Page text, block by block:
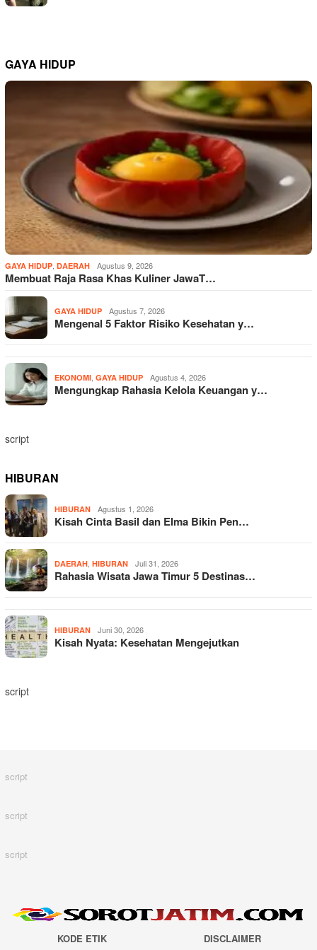
GAYA HIDUP
GAYA HIDUP DAERAH Agustus 9, 2026
Membuat Raja Rasa Khas Kuliner JawaT…
GAYA HIDUP Agustus 7, 2026
Mengenal 5 Faktor Risiko Kesehatan y…
EKONOMI GAYA HIDUP Agustus 4, 2026
Mengungkap Rahasia Kelola Keuangan y…
script
HIBURAN
HIBURAN Agustus 1, 2026
Kisah Cinta Basil dan Elma Bikin Pen…
DAERAH HIBURAN Juli 31, 2026
Rahasia Wisata Jawa Timur 5 Destinas…
HIBURAN Juni 30, 2026
Kisah Nyata: Kesehatan Mengejutkan
script
script
script
script
KODE ETIK DISCLAIMER